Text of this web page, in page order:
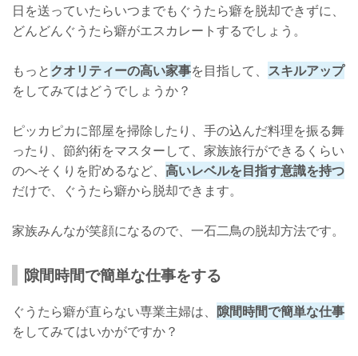
日を送っていたらいつまでもぐうたら癖を脱却できずに、
どんどんぐうたら癖がエスカレートするでしょう。
もっとクオリティーの高い家事を目指して、 スキルアップ
をしてみてはどうでしょうか？
ピッカピカに部屋を掃除したり、手の込んだ料理を振る舞
ったり、節約術をマスターして、家族旅行ができるくらい
のへそくりを貯めるなど、 高いレベルを目指す意識を持つ
だけで、ぐうたら癖から脱却できます。
家族みんなが笑顔になるので、一石二鳥の脱却方法です。
隙間時間で簡単な仕事をする
ぐうたら癖が直らない専業主婦は、 隙間時間で簡単な仕事
をしてみてはいかがですか？